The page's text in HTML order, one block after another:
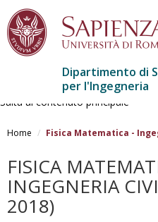
Salta al contenuto principale
Dipartimento di
per l'Ingegneria
Home Fisica Matematica -
FISICA
INGEGNERIA
2018)